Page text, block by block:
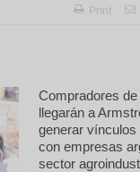
Print
Compradores
llegarán a
generar
con empresas
sector